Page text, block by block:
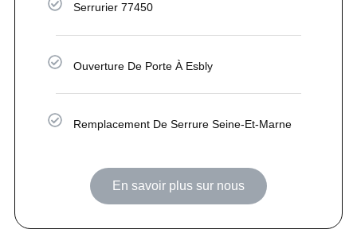
Serrurier 77450
Ouverture De Porte À Esbly
Remplacement De Serrure Seine-Et-Marne
En savoir plus sur nous